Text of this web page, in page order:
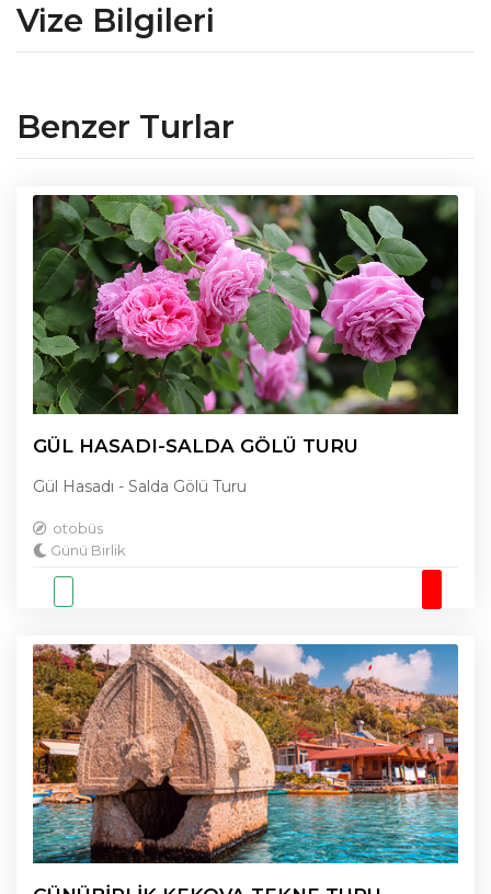
Vize Bilgileri
Benzer Turlar
GÜL HASADI-SALDA GÖLÜ TURU
Gül Hasadı - Salda Gölü Turu
otobüs
Günü Birlik